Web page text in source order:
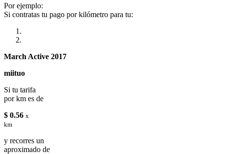
Por ejemplo:
Si contratas tu pago por kilómetro para tu:
March Active 2017
miituo
Si tu tarifa
por km es de
$ 0.56 x
km
y recorres un
aproximado de